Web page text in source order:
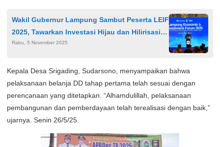
Wakil Gubernur Lampung Sambut Peserta LEIF
2025, Tawarkan Investasi Hijau dan Hilirisasi
Industri
Rabu, 5 November 2025
Kepala Desa Srigading, Sudarsono, menyampaikan bahwa
pelaksanaan belanja DD tahap pertama telah sesuai dengan
perencanaan yang ditetapkan. “Alhamdulillah, pelaksanaan
pembangunan dan pemberdayaan telah terealisasi dengan baik,”
ujarnya. Senin 26/5/25.